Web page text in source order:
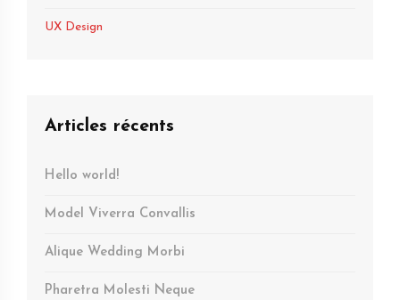
UX Design
Articles récents
Hello world!
Model Viverra Convallis
Alique Wedding Morbi
Pharetra Molesti Neque